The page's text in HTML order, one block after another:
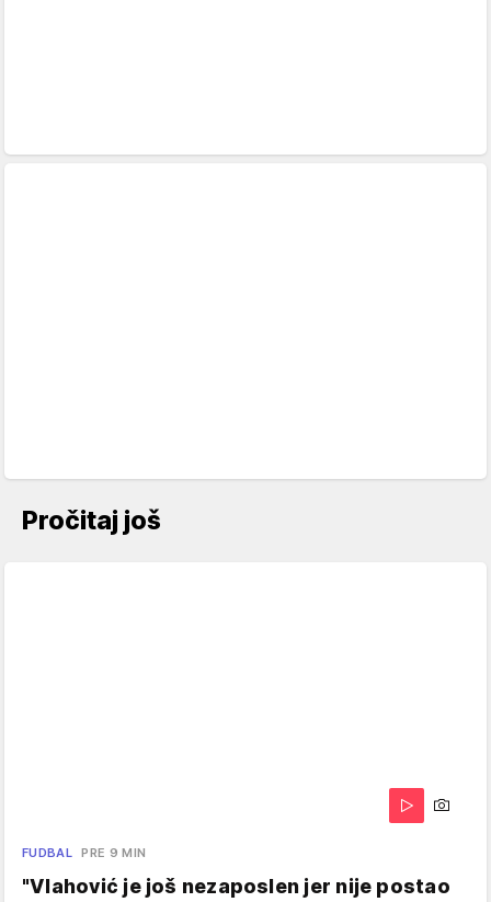
Pročitaj još
FUDBAL PRE 9 MIN
"Vlahović je još nezaposlen jer nije postao